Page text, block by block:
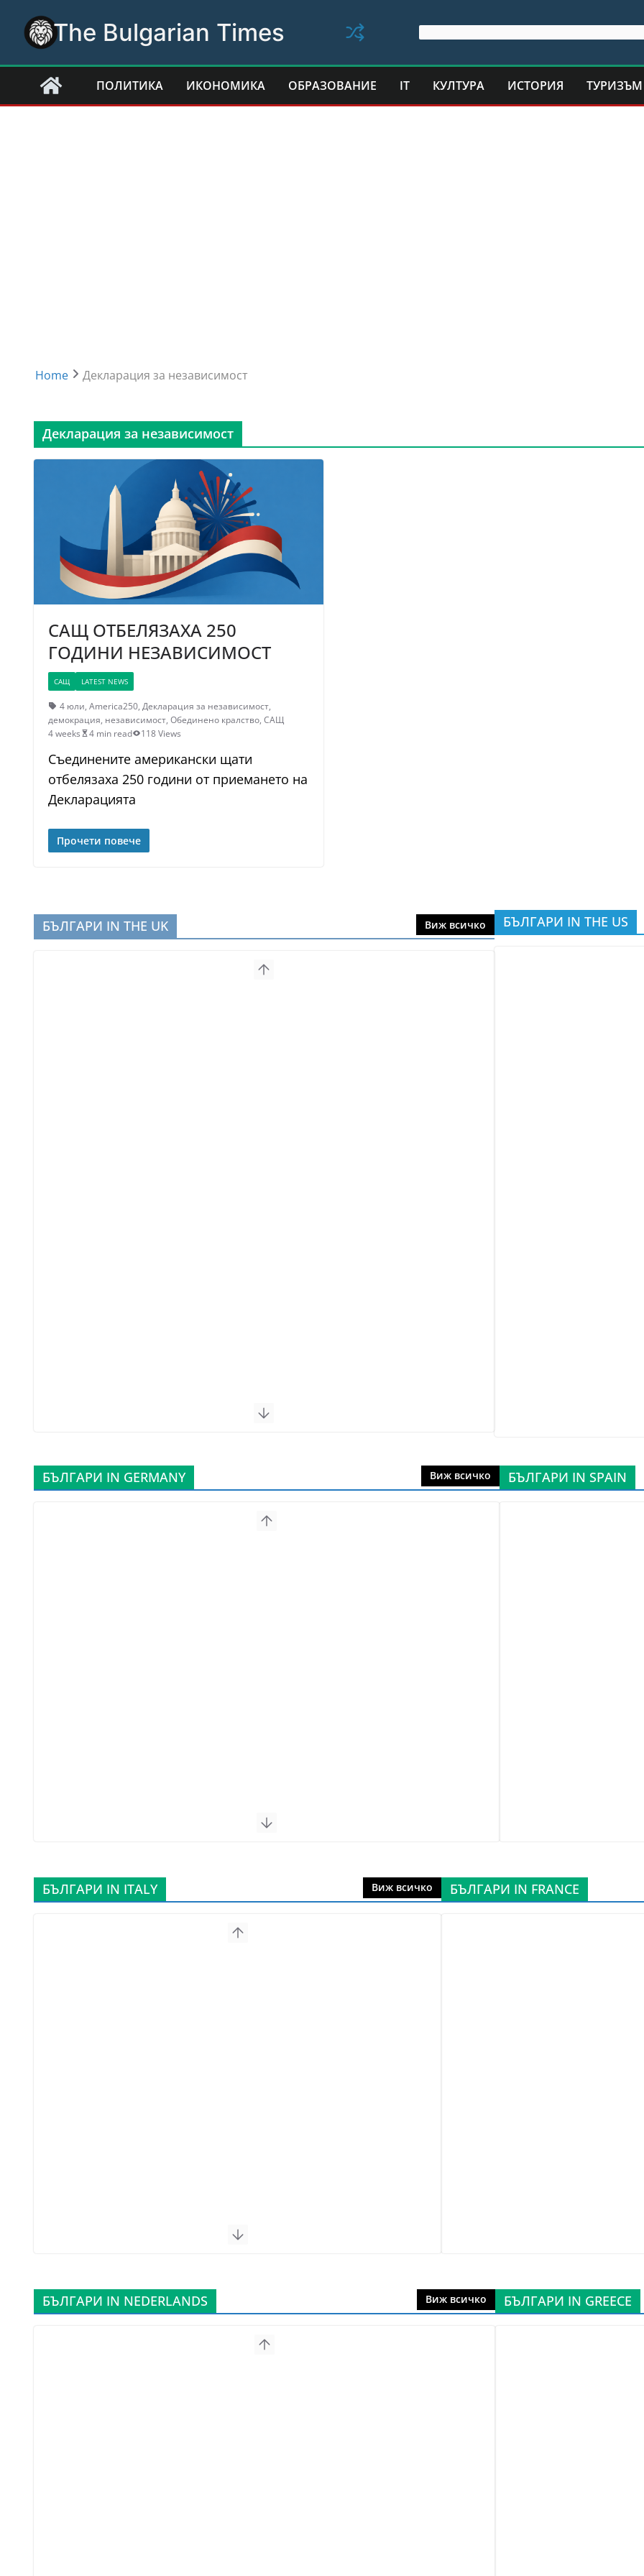
content
The Bulgarian Times
ПОЛИТИКА ИКОНОМИКА ОБРАЗОВАНИЕ IT КУЛТУРА ИСТОРИЯ ТУРИЗЪМ
Home Декларация за независимост
Декларация за независимост
САЩ ОТБЕЛЯЗАХА 250
ГОДИНИ НЕЗАВИСИМОСТ
САЩ LATEST NEWS
4 юли, America250, Декларация за независимост,
демокрация, независимост, Обединено кралство, САЩ
4 weeks
4 min read 118 Views
Съединените американски щати
отбелязаха 250 години от приемането на
Декларацията
Прочети повече
БЪЛГАРИ IN THE UK Виж всичко БЪЛГАРИ IN THE US
БЪЛГАРИ IN GERMANY Виж всичко БЪЛГАРИ IN SPAIN
БЪЛГАРИ IN ITALY Виж всичко БЪЛГАРИ IN FRANCE
БЪЛГАРИ IN NEDERLANDS Виж всичко БЪЛГАРИ IN GREECE